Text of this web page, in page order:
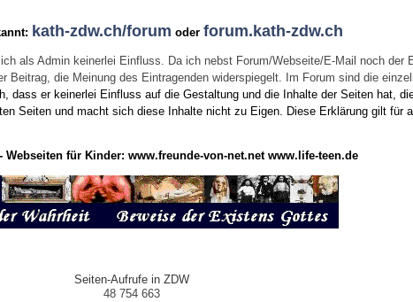
kath-zdw.ch/forum oderforum.kath-zdw.ch
als Admin keinerlei Einfluss. Da ich nebst Forum/Webseite/E-Mail noch
die Meinung des Eintragenden widerspiegelt. Im Forum sind die
dass er keinerlei Einfluss auf die Gestaltung und die Inhalte der Seiten hat,
Seiten und macht sich diese Inhalte nicht zu Eigen.
Diese Erklärung gilt für
Webseiten für Kinder: www.freunde-von-net.net www.life-teen.de
Seiten-Aufrufe in ZDW
48 754 663